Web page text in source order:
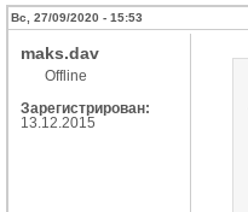
Вс, 27/09/2020 - 15:53
maks.dav
Offline
Зарегистрирован:
13.12.2015